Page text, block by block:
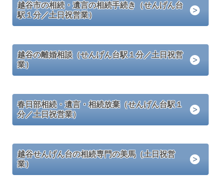
越谷市の相続・遺言の相続手続き（せんげん台
駅１分／土日祝営業）
越谷の離婚相談（せんげん台駅１分／土日祝営
業）
春日部相続・遺言・相続放棄（せんげん台駅１
分／土日祝営業）
越谷せんげん台の相続専門の美馬（土日祝営
業）